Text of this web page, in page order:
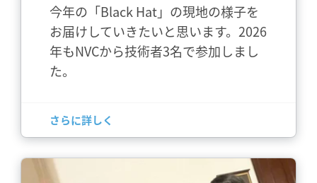
今年の「Black Hat」の現地の様子を
お届けしていきたいと思います。2026
年もNVCから技術者3名で参加しまし
た。
さらに詳しく